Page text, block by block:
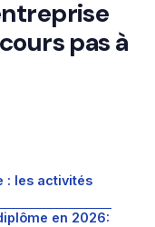
pas à
: les activités
en 2026: